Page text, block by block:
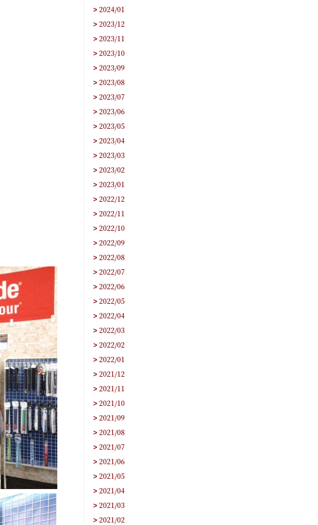
> 2024/01
> 2023/12
> 2023/11
> 2023/10
> 2023/09
> 2023/08
> 2023/07
> 2023/06
> 2023/05
> 2023/04
> 2023/03
> 2023/02
> 2023/01
> 2022/12
> 2022/11
> 2022/10
> 2022/09
> 2022/08
> 2022/07
> 2022/06
> 2022/05
> 2022/04
> 2022/03
> 2022/02
> 2022/01
> 2021/12
> 2021/11
> 2021/10
> 2021/09
> 2021/08
> 2021/07
> 2021/06
> 2021/05
> 2021/04
> 2021/03
> 2021/02